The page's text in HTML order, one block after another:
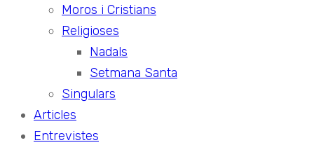
Moros i Cristians
Religioses
Nadals
Setmana Santa
Singulars
Articles
Entrevistes